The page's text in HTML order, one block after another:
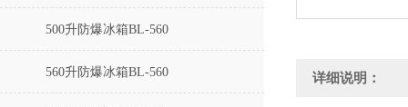
500升防爆冰箱BL-560
560升防爆冰箱BL-560 详细说明：